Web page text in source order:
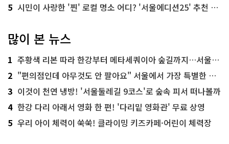
5 시민이 사랑한 '찐' 로컬 명소 어디? '서울에디션25' 추천 코스
많이 본 뉴스
1 주황색 리본 따라 한강부터 메타세쿼이아 숲길까지…서울둘레길 15코스
2 "편의점인데 아무것도 안 팔아요" 서울에서 가장 특별한 편의점의 정체
3 이것이 천연 냉방! '서울둘레길 9코스'로 숲속 피서 떠나볼까
4 한강 다리 아래서 영화 한 편! '다리밑 영화관' 무료 상영
5 우리 아이 체력이 쑥쑥! 클라이밍 키즈카페·어린이 체력장